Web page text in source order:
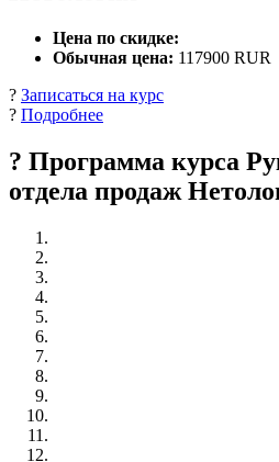
Цена по скидке:
Обычная цена: 117900 RUR
? Записаться на курс
? Подробнее
? Программа курса
отдела продаж